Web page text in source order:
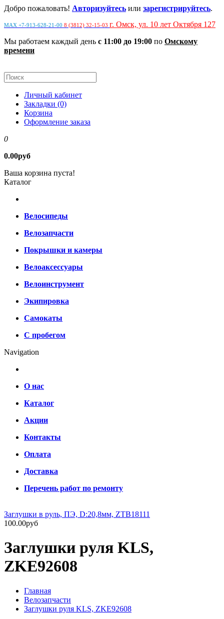
Добро пожаловать! Авторизуйтесь или зарегистрируйтесь.
MAX +7-913-628-21-00 8 (3812) 32-15-03 г. Омск, ул. 10 лет Октября 127
Мы работаем каждый день с 11:00 до 19:00 по Омскому
времени
Личный кабинет
Закладки (0)
Корзина
Оформление заказа
0
0.00руб
Ваша корзина пуста!
Каталог
Велосипеды
Велозапчасти
Покрышки и камеры
Велоаксессуары
Велоинструмент
Экипировка
Самокаты
С пробегом
Navigation
О нас
Каталог
Акции
Контакты
Оплата
Доставка
Перечень работ по ремонту
Заглушки в руль, ПЭ, D:20,8мм, ZTB18111
100.00руб
Заглушки руля KLS,
ZKE92608
Главная
Велозапчасти
Заглушки руля KLS, ZKE92608